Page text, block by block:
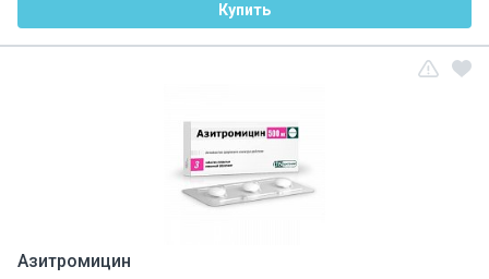
Купить
Азитромицин